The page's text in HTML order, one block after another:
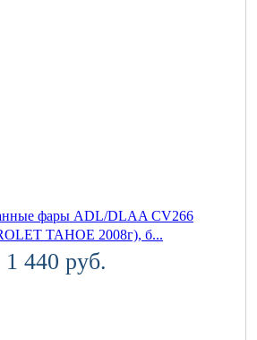
фары ADL/DLAA CV266
TAHOE 2008г), б...
1 440 руб.